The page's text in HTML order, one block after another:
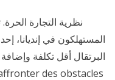
نظرية التجارة
المستهلكون في إنديانا،
البرتقال أقل تكلفة